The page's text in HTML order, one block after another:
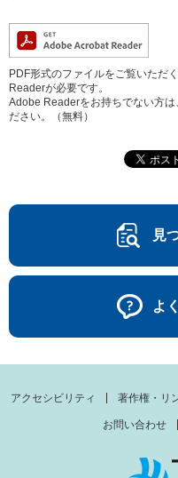
PDF形式のファイルをご覧いただ
Readerが必要です。
Adobe Readerをお持ちでない方
ださい。（無料）
見
よ
アクセシビリティ 著作権・リ
お問い合わせ